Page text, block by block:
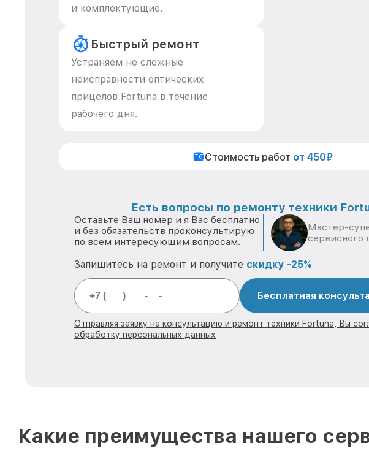
и комплектующие.
Быстрый ремонт
Устраняем не сложные
неисправности оптических
прицелов Fortuna в течение
рабочего дня.
Стоимость работ от 450₽
Есть вопросы по ремонту техники
Оставьте Ваш номер и я Вас бесплатно
и без обязательств проконсультирую
по всем интересующим вопросам.
Мастер-
сервисного
Запишитесь на ремонт и получите скидку -25%
Бесплатная
Отправляя заявку на консультацию и ремонт техники Fortuna, Вы
обработку персональных данных
Какие преимущества нашего